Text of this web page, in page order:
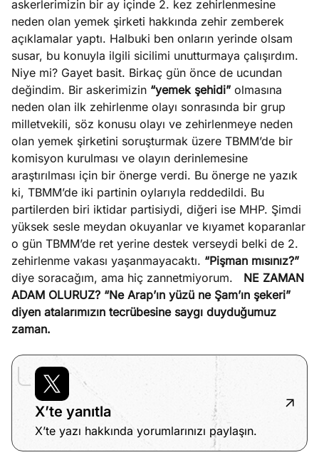
askerlerimizin bir ay içinde 2. kez zehirlenmesine
neden olan yemek şirketi hakkında zehir zemberek
açıklamalar yaptı. Halbuki ben onların yerinde olsam
susar, bu konuyla ilgili sicilimi unutturmaya çalışırdım.
Niye mi? Gayet basit. Birkaç gün önce de ucundan
değindim. Bir askerimizin “yemek şehidi” olmasına
neden olan ilk zehirlenme olayı sonrasında bir grup
milletvekili, söz konusu olayı ve zehirlenmeye neden
olan yemek şirketini soruşturmak üzere TBMM’de bir
komisyon kurulması ve olayın derinlemesine
araştırılması için bir önerge verdi. Bu önerge ne yazık
ki, TBMM’de iki partinin oylarıyla reddedildi. Bu
partilerden biri iktidar partisiydi, diğeri ise MHP. Şimdi
yüksek sesle meydan okuyanlar ve kıyamet koparanlar
o gün TBMM’de ret yerine destek verseydi belki de 2.
zehirlenme vakası yaşanmayacaktı. “Pişman mısınız?”
diye soracağım, ama hiç zannetmiyorum. NE ZAMAN
ADAM OLURUZ? “Ne Arap’ın yüzü ne Şam’ın şekeri”
diyen atalarımızın tecrübesine saygı duyduğumuz
zaman.
X’te yanıtla
X’te yazı hakkında yorumlarınızı paylaşın.